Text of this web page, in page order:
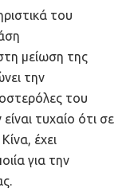
του
μείωση της
την
του
τυχαίο ότι σε
έχει
για την